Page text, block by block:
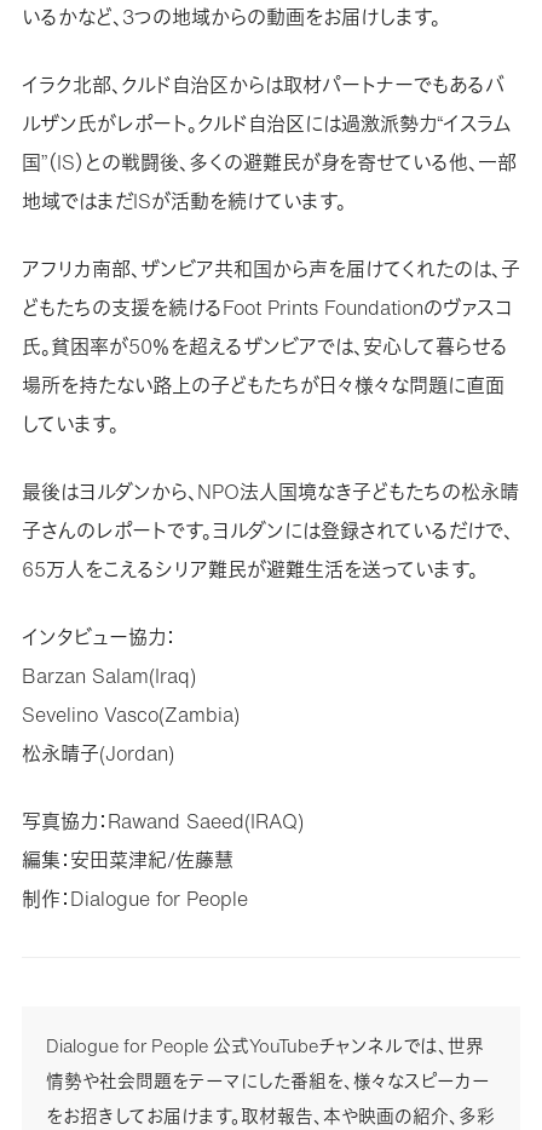
いるかなど、3つの地域からの動画をお届けします。
イラク北部、クルド自治区からは取材パートナーでもあるバ
ルザン氏がレポート。クルド自治区には過激派勢力“イスラム
国”（IS）との戦闘後、多くの避難民が身を寄せている他、一部
地域ではまだISが活動を続けています。
アフリカ南部、ザンビア共和国から声を届けてくれたのは、子
どもたちの支援を続けるFoot Prints Foundationのヴァスコ
氏。貧困率が50％を超えるザンビアでは、安心して暮らせる
場所を持たない路上の子どもたちが日々様々な問題に直面
しています。
最後はヨルダンから、NPO法人国境なき子どもたちの松永晴
子さんのレポートです。ヨルダンには登録されているだけで、
65万人をこえるシリア難民が避難生活を送っています。
インタビュー協力：
Barzan Salam(Iraq)
Sevelino Vasco(Zambia)
松永晴子(Jordan)
写真協力：Rawand Saeed(IRAQ)
編集：安田菜津紀/佐藤慧
制作：Dialogue for People
Dialogue for People 公式YouTubeチャンネルでは、世界
情勢や社会問題をテーマにした番組を、様々なスピーカー
をお招きしてお届けます。取材報告、本や映画の紹介、多彩